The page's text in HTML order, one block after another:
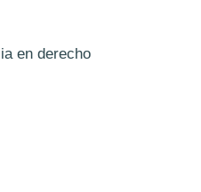
en derecho